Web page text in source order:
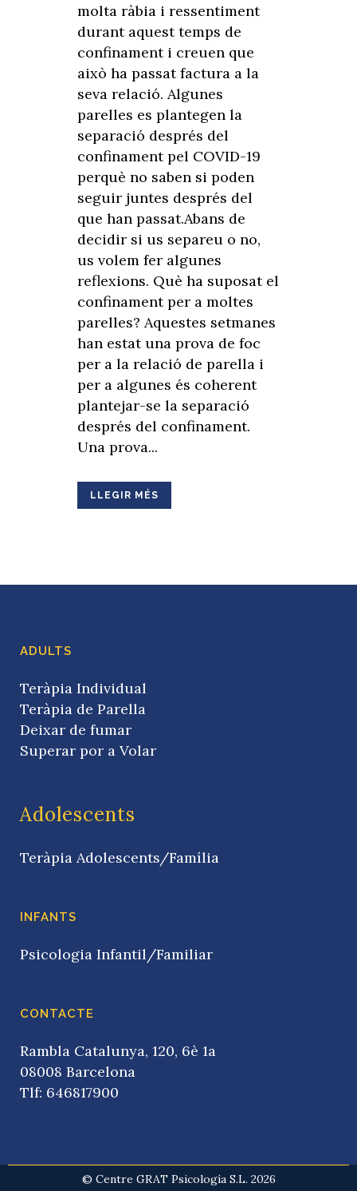
molta ràbia i ressentiment
durant aquest temps de
confinament i creuen que
això ha passat factura a la
seva relació. Algunes
parelles es plantegen la
separació després del
confinament pel COVID-19
perquè no saben si poden
seguir juntes després del
que han passat.Abans de
decidir si us separeu o no,
us volem fer algunes
reflexions. Què ha suposat el
confinament per a moltes
parelles? Aquestes setmanes
han estat una prova de foc
per a la relació de parella i
per a algunes és coherent
plantejar-se la separació
després del confinament.
Una prova...
LLEGIR MÉS
ADULTS
Teràpia Individual
Teràpia de Parella
Deixar de fumar
Superar por a Volar
Adolescents
Teràpia Adolescents/Família
INFANTS
Psicologia Infantil/Familiar
CONTACTE
Rambla Catalunya, 120, 6è 1a
08008 Barcelona
Tlf: 646817900
© Centre GRAT Psicología S.L. 2026